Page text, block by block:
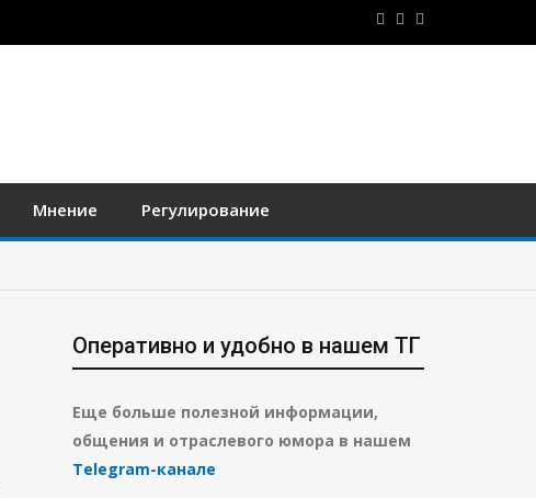
Мнение Регулирование
Оперативно и удобно в нашем ТГ
Еще больше полезной информации,
общения и отраслевого юмора в нашем
Telegram-канале